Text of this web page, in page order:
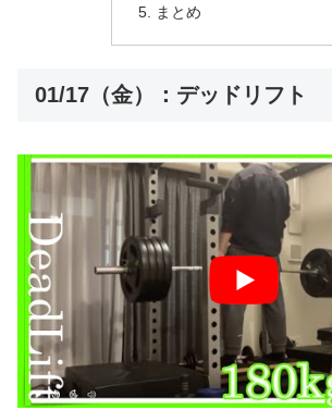
まとめ
01/17（金）：デッドリフト